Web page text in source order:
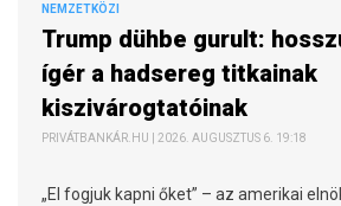
NEMZETKÖZI
Trump dühbe gurult:
ígér a hadsereg titkainak
kiszivárogtatóinak
PRIVÁTBANKÁR.HU | 2026. AUGUSZTUS 6. 19:18
„El fogjuk kapni őket” – az amerikai